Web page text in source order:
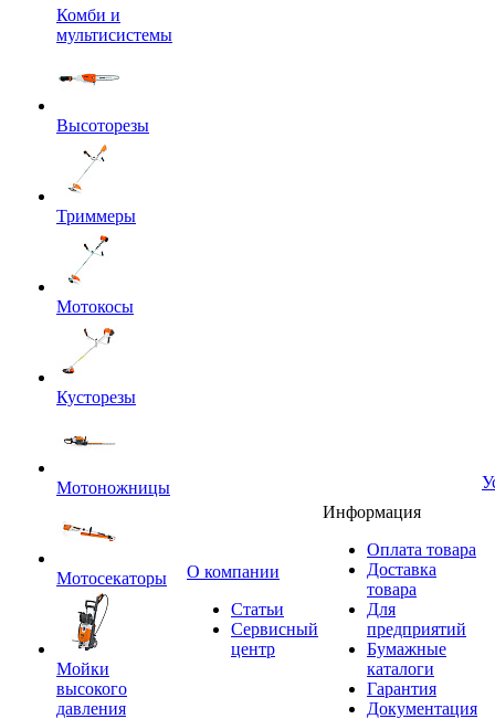
Комби и
мультисистемы
Высоторезы
Триммеры
Мотокосы
Кусторезы
Мотоножницы
Мотосекаторы
Мойки
высокого
давления
O компании
Статьи
Сервисный
центр
Информация
Оплата товара
Доставка
товара
Для
предприятий
Бумажные
каталоги
Гарантия
Документация